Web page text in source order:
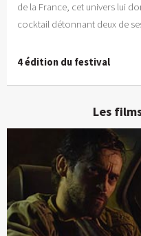
de la France, cet univers lui
cocktail détonnant deux de
4 édition du festival
Les